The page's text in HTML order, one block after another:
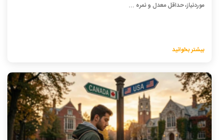
موردنیاز، حداقل معدل و نمره ...
بیشتر بخوانید